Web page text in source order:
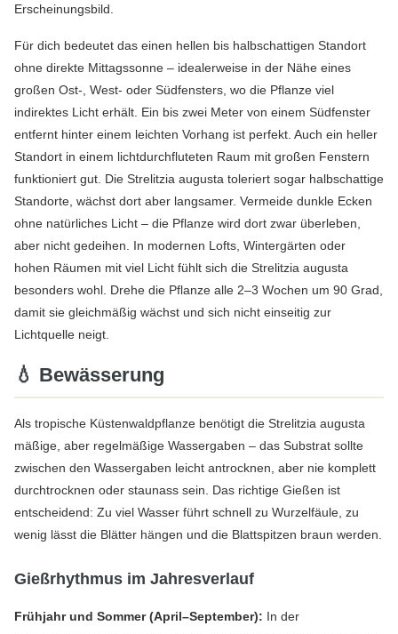
Erscheinungsbild.
Für dich bedeutet das einen hellen bis halbschattigen Standort
ohne direkte Mittagssonne – idealerweise in der Nähe eines
großen Ost-, West- oder Südfensters, wo die Pflanze viel
indirektes Licht erhält. Ein bis zwei Meter von einem Südfenster
entfernt hinter einem leichten Vorhang ist perfekt. Auch ein heller
Standort in einem lichtdurchfluteten Raum mit großen Fenstern
funktioniert gut. Die Strelitzia augusta toleriert sogar halbschattige
Standorte, wächst dort aber langsamer. Vermeide dunkle Ecken
ohne natürliches Licht – die Pflanze wird dort zwar überleben,
aber nicht gedeihen. In modernen Lofts, Wintergärten oder
hohen Räumen mit viel Licht fühlt sich die Strelitzia augusta
besonders wohl. Drehe die Pflanze alle 2–3 Wochen um 90 Grad,
damit sie gleichmäßig wächst und sich nicht einseitig zur
Lichtquelle neigt.
💧 Bewässerung
Als tropische Küstenwaldpflanze benötigt die Strelitzia augusta
mäßige, aber regelmäßige Wassergaben – das Substrat sollte
zwischen den Wassergaben leicht antrocknen, aber nie komplett
durchtrocknen oder staunass sein. Das richtige Gießen ist
entscheidend: Zu viel Wasser führt schnell zu Wurzelfäule, zu
wenig lässt die Blätter hängen und die Blattspitzen braun werden.
Gießrhythmus im Jahresverlauf
Frühjahr und Sommer (April–September): In der